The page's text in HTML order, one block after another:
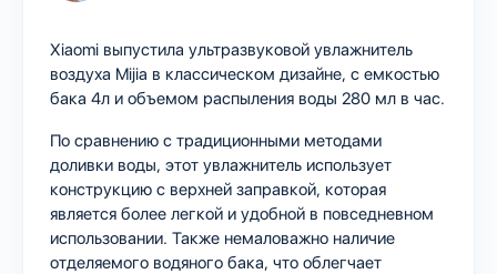
Xiaomi выпустила ультразвуковой увлажнитель
воздуха Mijia в классическом дизайне, с емкостью
бака 4л и объемом распыления воды 280 мл в час.
По сравнению с традиционными методами
доливки воды, этот увлажнитель использует
конструкцию с верхней заправкой, которая
является более легкой и удобной в повседневном
использовании. Также немаловажно наличие
отделяемого водяного бака, что облегчает